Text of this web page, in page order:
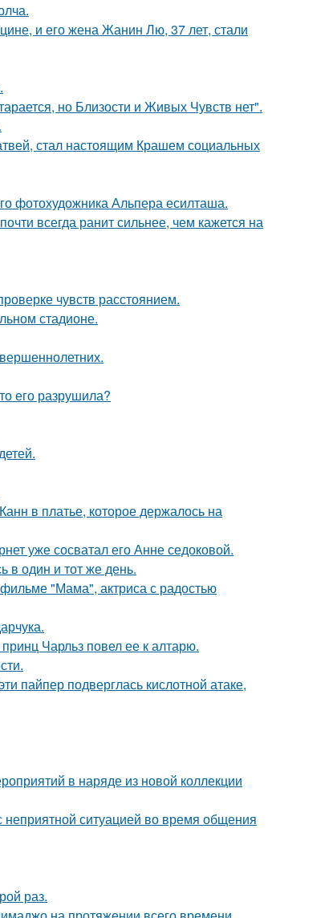
и его жена Жанин Лю, 37 лет, стали
но Близости и Живых Чувств нет".
стал настоящим Крашем социальных
фотохудожника Альпера есилташа.
всегда ранит сильнее, чем кажется на
чувств расстоянием.
стадионе.
его разрушила?
в платье, которое держалось на
уже сосватал его Анне седоковой.
в один и тот же день.
"Мама", актриса с радостью
Чарльз повел ее к алтарю.
пайпер подверглась кислотной атаке,
в наряде из новой коллекции
неприятной ситуацией во время общения
раз.